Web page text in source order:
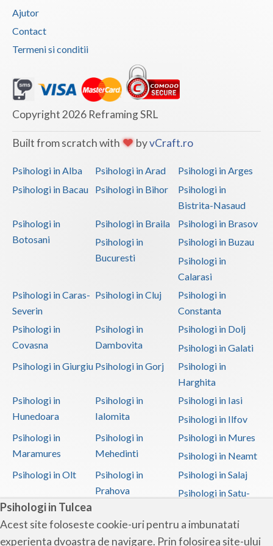
Psihologi in Tulcea
Acest site foloseste cookie-uri pentru a imbunatati
experienta dvoastra de navigare. Prin folosirea site-ului
Terapie suportiva pentru persoanele care sufera... (1)
Ajutor
Contact
Termeni si conditii
Copyright 2026 Reframing SRL
Built from scratch with byvCraft.ro
Psihologi in Alba Psihologi in Arad
Psihologi in Arges
Psihologi in Bacau
Psihologi in Bihor
Psihologi in
Bistrita-Nasaud
Psihologi in
Botosani
Psihologi in Braila
Psihologi in Brasov
Psihologi in
Bucuresti
Psihologi in Buzau
Psihologi in
Calarasi
Psihologi in Caras-
Severin
Psihologi in Cluj
Psihologi in
Constanta
Psihologi in
Covasna
Psihologi in
Dambovita
Psihologi in Dolj
Psihologi in Galati
Psihologi in Giurgiu Psihologi in Gorj
Psihologi in
Harghita
Psihologi in
Hunedoara
Psihologi in
Ialomita
Psihologi in Iasi
Psihologi in Ilfov
Psihologi in
Maramures
Psihologi in
Mehedinti
Psihologi in Mures
Psihologi in Neamt
Psihologi in Olt
Psihologi in
Prahova
Psihologi in Salaj
Psihologi in Satu-
Psihologi in Sibiu
Psihologi in
Suceava
Psihologi in
Teleorman